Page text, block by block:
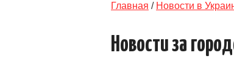
Главная / Новости в
Новости за